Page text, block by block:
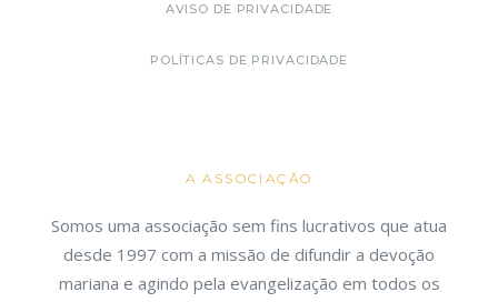
AVISO DE PRIVACIDADE
POLÍTICAS DE PRIVACIDADE
A ASSOCIAÇÃO
Somos uma associação sem fins lucrativos que atua
desde 1997 com a missão de difundir a devoção
mariana e agindo pela evangelização em todos os